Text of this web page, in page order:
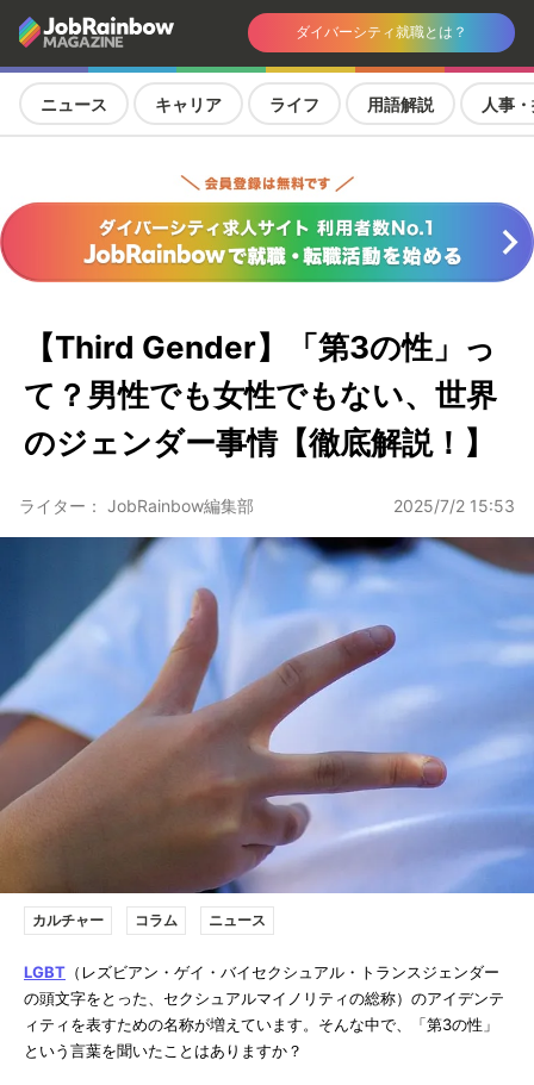
ダイバーシティ就職とは？
ニュース キャリア ライフ 用語解説 人事
【Third Gender】「第3の性」っ
て？男性でも女性でもない、世界
のジェンダー事情【徹底解説！】
ライター： JobRainbow編集部 2025/7/2 15:53
カルチャー コラム ニュース
LGBT （レズビアン・ゲイ・バイセクシュアル・トランスジェンダー
の頭文字をとった、セクシュアルマイノリティの総称）のアイデンテ
ィティを表すための名称が増えています。そんな中で、「第3の性」
という言葉を聞いたことはありますか？